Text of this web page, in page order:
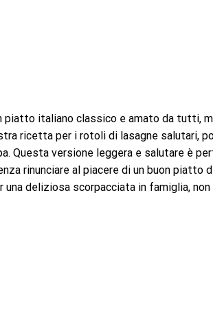
piatto italiano classico e amato da tutti,
ricetta per i rotoli di lasagne salutari,
Questa versione leggera e salutare è
rinunciare al piacere di un buon piatto
una deliziosa scorpacciata in famiglia,